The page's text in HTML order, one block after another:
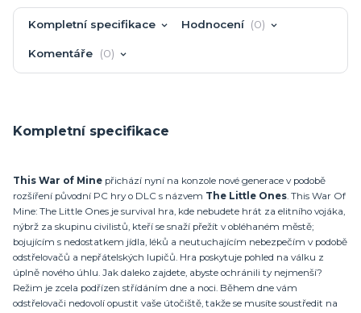
Kompletní specifikace Hodnocení 0
Komentáře 0
Kompletní specifikace
This War of Mine přichází nyní na konzole nové generace v podobě
rozšíření původní PC hry o DLC s názvem The Little Ones. This War Of
Mine: The Little Ones je survival hra, kde nebudete hrát za elitního vojáka,
nýbrž za skupinu civilistů, kteří se snaží přežít v obléhaném městě;
bojujícím s nedostatkem jídla, léků a neutuchajícím nebezpečím v podobě
odstřelovačů a nepřátelských lupičů. Hra poskytuje pohled na válku z
úplně nového úhlu. Jak daleko zajdete, abyste ochránili ty nejmenší?
Režim je zcela podřízen střídáním dne a noci. Během dne vám
odstřelovači nedovolí opustit vaše útočiště, takže se musíte soustředit na